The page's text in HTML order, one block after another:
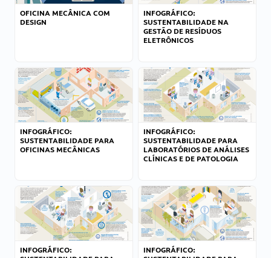
OFICINA MECÂNICA COM
DESIGN
INFOGRÁFICO:
SUSTENTABILIDADE NA
GESTÃO DE RESÍDUOS
ELETRÔNICOS
INFOGRÁFICO:
SUSTENTABILIDADE PARA
OFICINAS MECÂNICAS
INFOGRÁFICO:
SUSTENTABILIDADE PARA
LABORATÓRIOS DE ANÁLISES
CLÍNICAS E DE PATOLOGIA
INFOGRÁFICO:
INFOGRÁFICO: